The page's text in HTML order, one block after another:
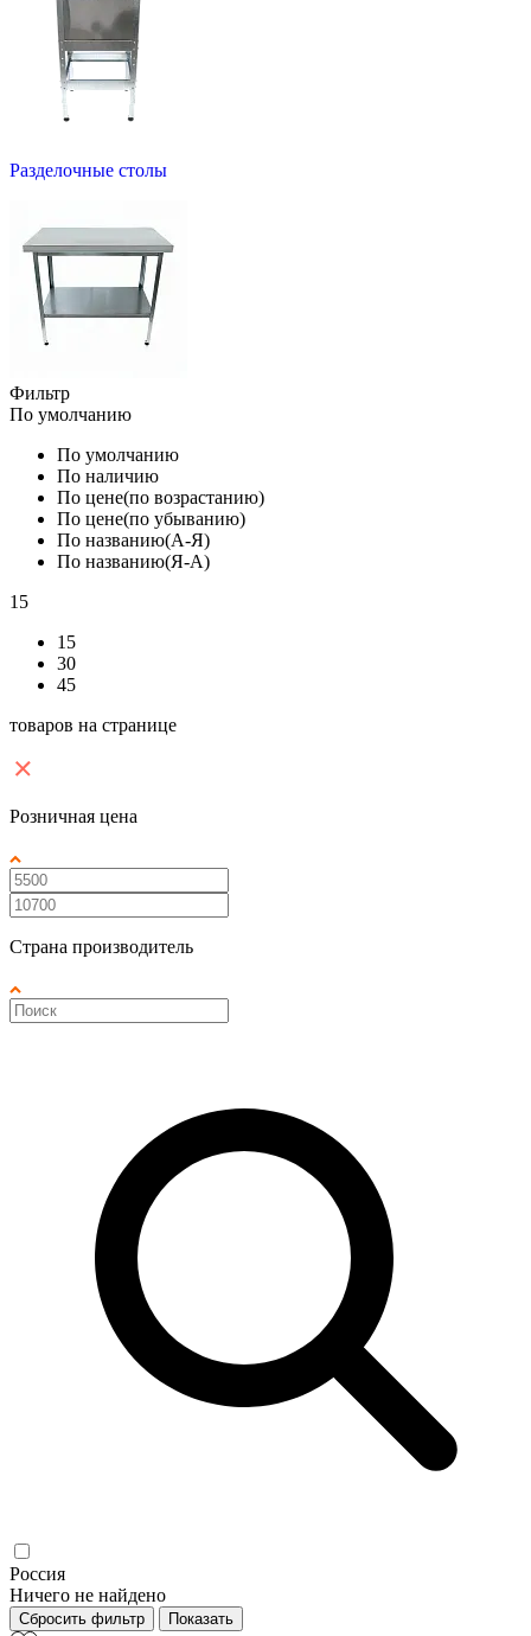
Разделочные столы
Фильтр
По умолчанию
По умолчанию
По наличию
По цене(по возрастанию)
По цене(по убыванию)
По названию(А-Я)
По названию(Я-А)
15
15
30
45
товаров на странице
Розничная цена
Страна производитель
Россия
Ничего не найдено
Сбросить фильтр Показать